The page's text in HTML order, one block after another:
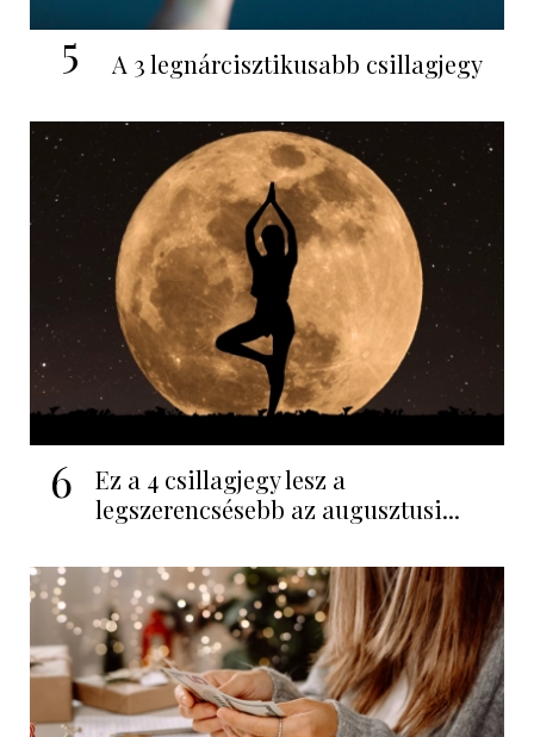
5 A 3 legnárcisztikusabb csillagjegy
6
Ez a 4 csillagjegy lesz a
legszerencsésebb az augusztusi...